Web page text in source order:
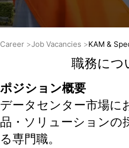
Career Job Vacancies KAM &
職務につ
ポジション概要
データセンター市場に
品・ソリューションの
る専門職。